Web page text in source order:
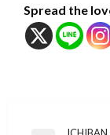
Spread the